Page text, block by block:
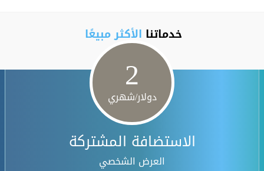
خدماتنا الأكثر مبيعًا
2
دولار/شهري
الاستضافة المشتركة
العرض الشخصي